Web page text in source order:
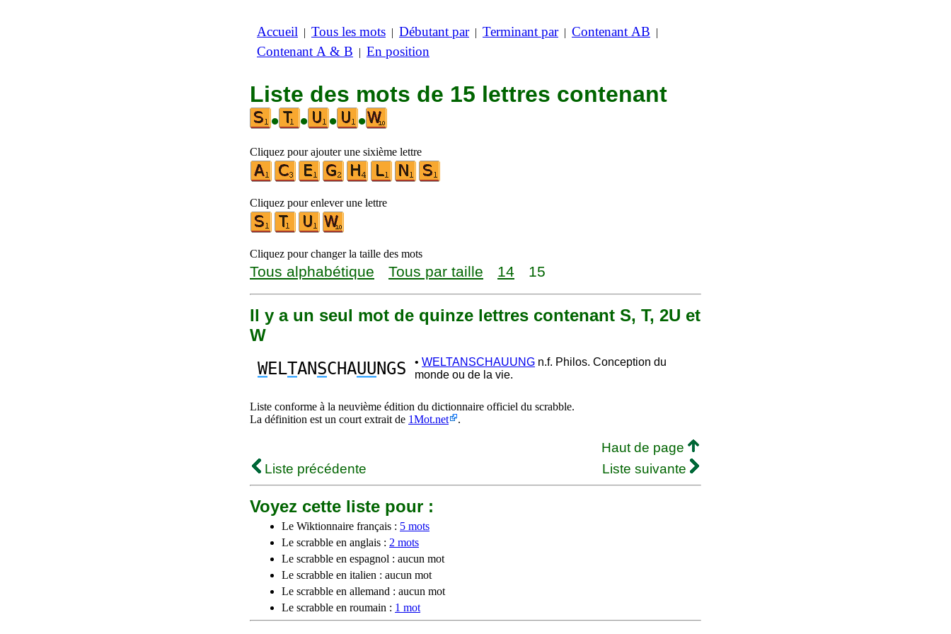
Accueil | Tous les mots | Débutant par| Terminant par| Contenant AB |
Contenant A & B | En position
Liste des mots de 15 lettres contenant
•
• • •
Cliquez pour ajouter une sixième lettre
Cliquez pour enlever une lettre
Cliquez pour changer la taille des mots
Tous alphabétique Tous par taille 14 15
Il y a un seul mot de quinze lettres contenant S, T, 2U et
W
WELTANSCHAUUNGS • WELTANSCHAUUNG n.f. Philos. Conception du
monde ou de la vie.
Liste conforme à la neuvième édition du dictionnaire officiel du scrabble.
La définition est un court extrait de 1Mot.net .
Haut de page
Liste précédente
Liste suivante
Voyez cette liste pour :
Le Wiktionnaire français : 5 mots
Le scrabble en anglais : 2 mots
Le scrabble en espagnol : aucun mot
Le scrabble en italien : aucun mot
Le scrabble en allemand : aucun mot
Le scrabble en roumain : 1 mot